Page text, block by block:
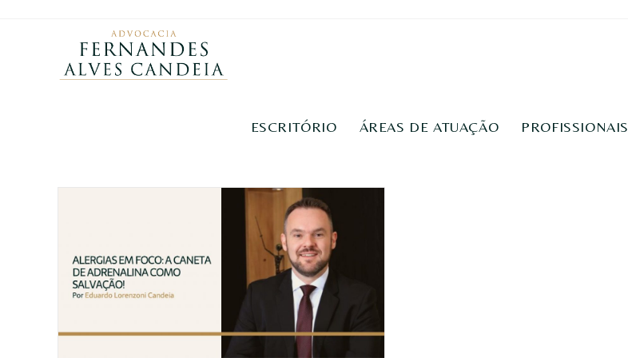
ESCRITÓRIO ÁREAS DE ATUAÇÃO PROFISSIONAIS